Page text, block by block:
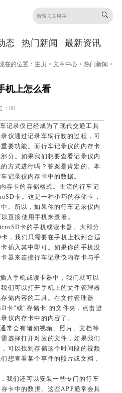
态 热门新闻 最新资讯
在的位置： 主页 >文章中心 >热门新闻 >
机上怎么看
：80
记录仪已经成为了现代交通工具
仪通过记录车辆行驶的过程，可
要功能。而行车记录仪的内存卡
分。如果我们想要查看记录仪内
方式进行吗？答案是肯定的。本
记录仪内存卡中的数据。
存卡的存储格式。主流的行车记
卡。这是一种小巧的存储卡，
。所以，如果你的行车记录仪内
直接使用手机来查看。
卡的手机或读卡器。大部分
，我们只需要在手机上找到合适
插入其中即可。如果你的手机没
器来连接行车记录仪内存卡与手
入手机或读卡器中，我们就可以
们可以打开手机上的文件管理器
储内容的工具。在文件管理器
卡"或"存储卡"的文件夹，点击进
仪内存卡中的内容了。
常会有诸如视频、照片、文档等
选择打开对应的文件，如果我们
可以找到存储这个时间段的视频
想查看某个事件的照片或文档，
我们还可以安装一些专门的行车
卡中的数据。这些APP通常会具